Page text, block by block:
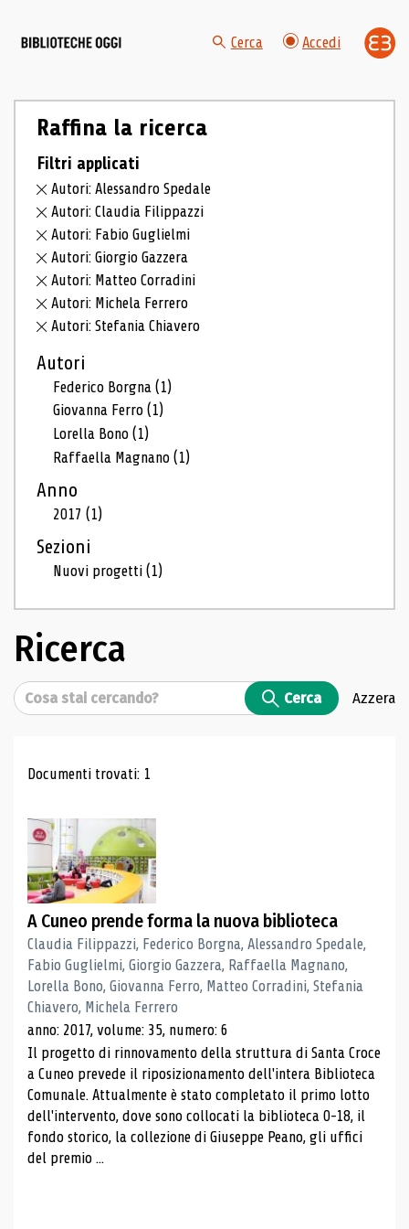
Cerca Accedi
Raffina la ricerca
Filtri applicati
Autori: Alessandro Spedale
Autori: Claudia Filippazzi
Autori: Fabio Guglielmi
Autori: Giorgio Gazzera
Autori: Matteo Corradini
Autori: Michela Ferrero
Autori: Stefania Chiavero
Autori
Federico Borgna(1)
Giovanna Ferro(1)
Lorella Bono(1)
Raffaella Magnano(1)
Anno
2017(1)
Sezioni
Nuovi progetti(1)
Ricerca
Cerca Cerca Azzera
Risultati di ricerca
Documenti trovati: 1
A Cuneo prende forma la nuova biblioteca
Claudia Filippazzi, Federico Borgna, Alessandro Spedale,
Fabio Guglielmi, Giorgio Gazzera, Raffaella Magnano,
Lorella Bono, Giovanna Ferro, Matteo Corradini, Stefania
Chiavero, Michela Ferrero
anno: 2017, volume: 35, numero: 6
Il progetto di rinnovamento della struttura di Santa Croce
a Cuneo prevede il riposizionamento dell'intera Biblioteca
Comunale. Attualmente è stato completato il primo lotto
dell'intervento, dove sono collocati la biblioteca 0-18, il
fondo storico, la collezione di Giuseppe Peano, gli uffici
del premio ...